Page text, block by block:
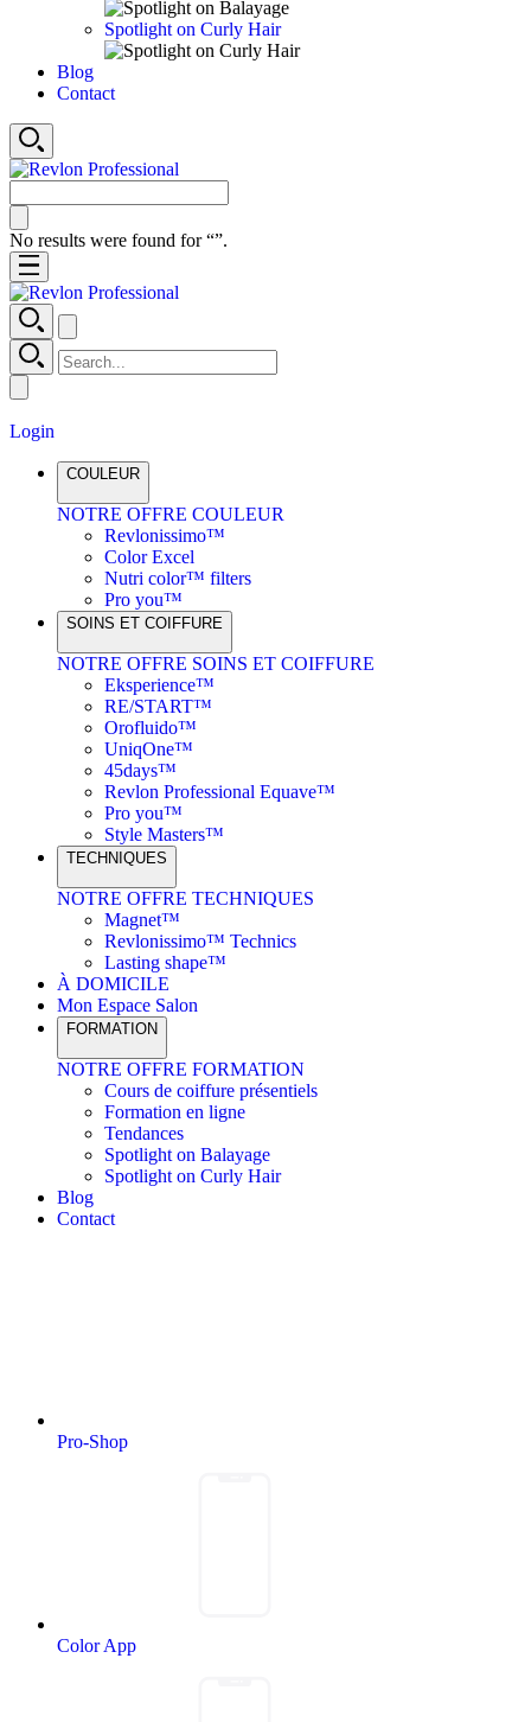
Spotlight on Curly Hair
Blog
Contact
No results were found for “”.
Login
COULEUR
NOTRE OFFRE COULEUR
Revlonissimo™
Color Excel
Nutri color™ filters
Pro you™
SOINS ET COIFFURE
NOTRE OFFRE SOINS ET COIFFURE
Eksperience™
RE/START™
Orofluido™
UniqOne™
45days™
Revlon Professional Equave™
Pro you™
Style Masters™
TECHNIQUES
NOTRE OFFRE TECHNIQUES
Magnet™
Revlonissimo™ Technics
Lasting shape™
À DOMICILE
Mon Espace Salon
FORMATION
NOTRE OFFRE FORMATION
Cours de coiffure présentiels
Formation en ligne
Tendances
Spotlight on Balayage
Spotlight on Curly Hair
Blog
Contact
Pro-Shop
Color App